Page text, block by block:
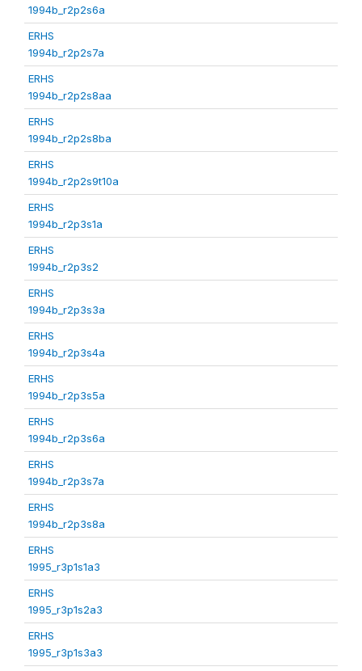
1994b_r2p2s6a
ERHS
1994b_r2p2s7a
ERHS
1994b_r2p2s8aa
ERHS
1994b_r2p2s8ba
ERHS
1994b_r2p2s9t10a
ERHS
1994b_r2p3s1a
ERHS
1994b_r2p3s2
ERHS
1994b_r2p3s3a
ERHS
1994b_r2p3s4a
ERHS
1994b_r2p3s5a
ERHS
1994b_r2p3s6a
ERHS
1994b_r2p3s7a
ERHS
1994b_r2p3s8a
ERHS
1995_r3p1s1a3
ERHS
1995_r3p1s2a3
ERHS
1995_r3p1s3a3